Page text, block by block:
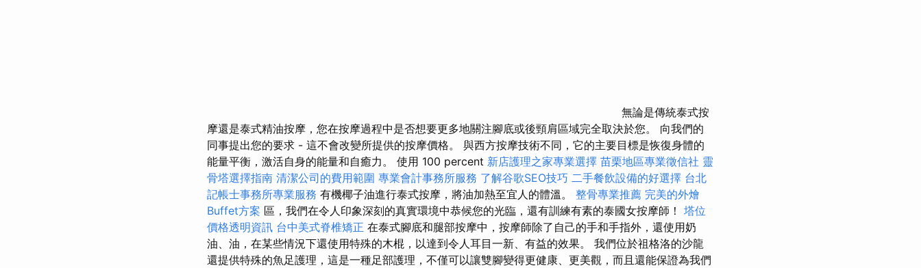
無論是傳統泰式按
摩還是泰式精油按摩，您在按摩過程中是否想要更多地關注腳底或後頸肩區域完全取決於您。 向我們的
同事提出您的要求 - 這不會改變所提供的按摩價格。 與西方按摩技術不同，它的主要目標是恢復身體的
能量平衡，激活自身的能量和自癒力。 使用 100 percent 新店護理之家專業選擇 苗栗地區專業徵信社 靈
骨塔選擇指南 清潔公司的費用範圍 專業會計事務所服務 了解谷歌SEO技巧 二手餐飲設備的好選擇 台北
記帳士事務所專業服務 有機椰子油進行泰式按摩，將油加熱至宜人的體溫。 整骨專業推薦 完美的外燴
Buffet方案 區，我們在令人印象深刻的真實環境中恭候您的光臨，還有訓練有素的泰國女按摩師！ 塔位
價格透明資訊 台中美式脊椎矯正 在泰式腳底和腿部按摩中，按摩師除了自己的手和手指外，還使用奶
油、油，在某些情況下還使用特殊的木棍，以達到令人耳目一新、有益的效果。 我們位於祖格洛的沙龍
還提供特殊的魚足護理，這是一種足部護理，不僅可以讓雙腳變得更健康、更美觀，而且還能保證為我們